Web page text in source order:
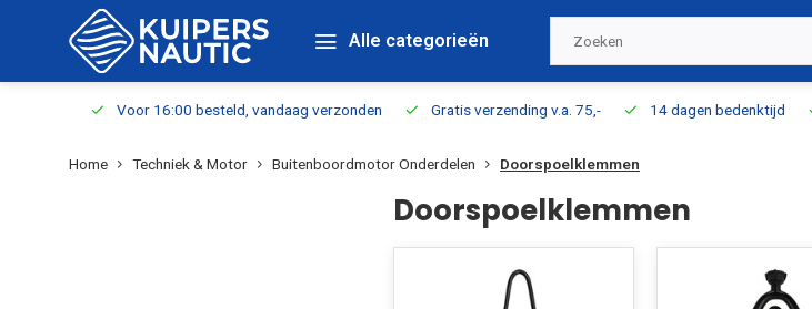
Alle categorieën
Voor 16:00 besteld, vandaag verzonden Gratis verzending v.a. 75,- 14 dagen bedenktijd
Home Techniek & Motor Buitenboordmotor Onderdelen Doorspoelklemmen
Doorspoelklemmen